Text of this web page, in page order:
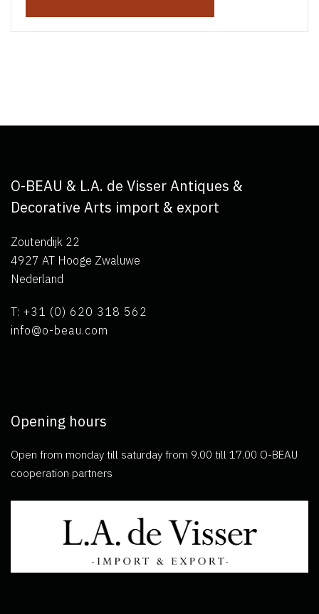
O-BEAU & L.A. de Visser Antiques &
Decorative Arts import & export
Zoutendijk 22
4927 AT Hooge Zwaluwe
Nederland
T: +31 (0) 620 318 562
info@o-beau.com
Opening hours
Open from monday till saturday from 9.00 till 17.00 O-BEAU
cooperation partners